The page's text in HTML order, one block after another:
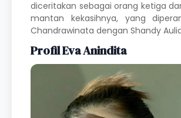
diceritakan sebagai orang ketiga
mantan kekasihnya, yang
Chandrawinata dengan Shandy
Profil Eva Anindita